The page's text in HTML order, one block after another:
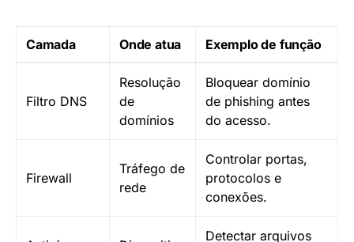
Camada Onde atua Exemplo de função
Filtro DNS
Resolução
de
domínios
Bloquear domínio
de phishing antes
do acesso.
Firewall
Tráfego de
rede
Controlar portas,
protocolos e
conexões.
Detectar arquivos